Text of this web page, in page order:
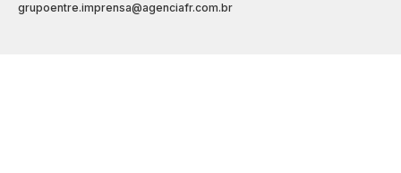
grupoentre.imprensa@agenciafr.com.br